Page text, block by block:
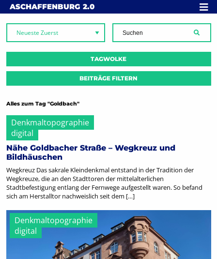
Skip to content
ASCHAFFENBURG 2.0 MENÜ
TAGWOLKE
BEITRÄGE FILTERN
Alles zum Tag "Goldbach"
Denkmaltopographie
digital
Nähe Goldbacher Straße – Wegkreuz und
Bildhäuschen
Wegkreuz Das sakrale Kleindenkmal entstand in der Tradition der
Wegkreuze, die an den Stadttoren der mittelalterlichen
Stadtbefestigung entlang der Fernwege aufgestellt waren. So befand
sich am Herstalltor nachweislich seit dem […]
Denkmaltopographie
digital